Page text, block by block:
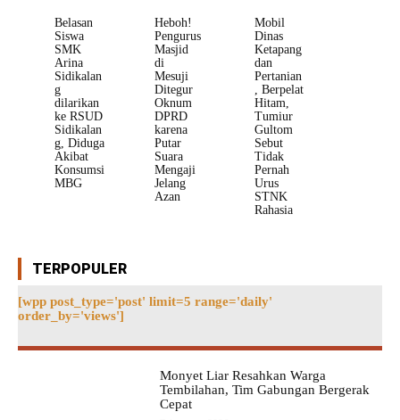
Belasan
Siswa
SMK
Arina
Sidikalan
g
dilarikan
ke RSUD
Sidikalan
g, Diduga
Akibat
Konsumsi
MBG
Heboh!
Pengurus
Masjid
di
Mesuji
Ditegur
Oknum
DPRD
karena
Putar
Suara
Mengaji
Jelang
Azan
Mobil
Dinas
Ketapang
dan
Pertanian
, Berpelat
Hitam,
Tumiur
Gultom
Sebut
Tidak
Pernah
Urus
STNK
Rahasia
TERPOPULER
[wpp post_type='post' limit=5 range='daily'
order_by='views']
Monyet Liar Resahkan Warga
Tembilahan, Tim Gabungan Bergerak
Cepat